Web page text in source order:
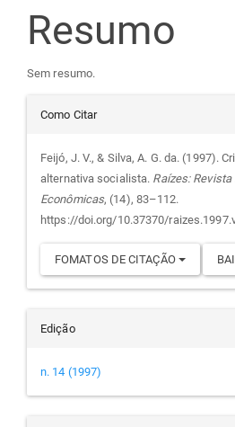
principal
Resumo
Sem resumo.
Detalhes
do
artigo
Como Citar
Feijó, J. V., & Silva, A. G. da. (1997).
alternativa socialista. Raízes:
Econômicas, (14), 83–112.
https://doi.org/10.37370/
FOMATOS DE CITAÇÃO
Edição
n. 14 (1997)